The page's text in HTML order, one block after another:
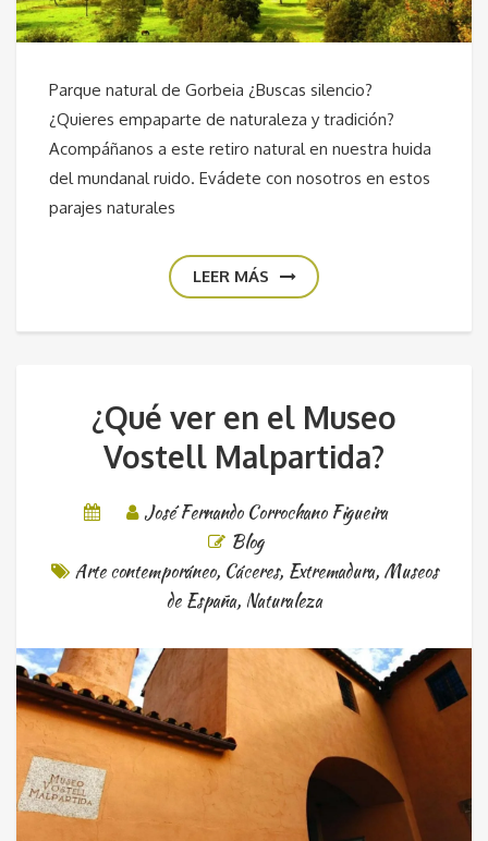
Parque natural de Gorbeia ¿Buscas silencio?
¿Quieres empaparte de naturaleza y tradición?
Acompáñanos a este retiro natural en nuestra huida
del mundanal ruido. Evádete con nosotros en estos
parajes naturales
LEER MÁS
¿Qué ver en el Museo
Vostell Malpartida?
José Fernando Corrochano Figueira
Blog
Arte contemporáneo, Cáceres, Extremadura, Museos
de España, Naturaleza